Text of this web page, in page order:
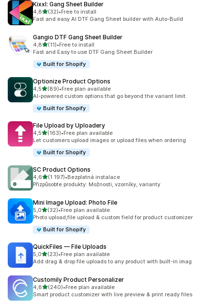
Kixxl: Gang Sheet Builder
4,8z 5 hvězd
(32)
Celkový počet recenzí: 32
•Free to install
Fast and easy AI DTF Gang Sheet builder with Auto-Build
Gangio DTF Gang Sheet Builder
4,8z 5 hvězd
(11)
Celkový počet recenzí: 11
•Free to install
Fast and Easy to use DTF Gang Sheet Builder
Built for Shopify
Optionize Product Options
4,5z 5 hvězd
(89)
Celkový počet recenzí: 89
•Free plan available
AI-powered custom options that go beyond the variant limit.
Built for Shopify
File Upload by Uploadery
4,5z 5 hvězd
(163)
Celkový počet recenzí: 163
•Free plan available
Let customers upload images or upload files when ordering
Built for Shopify
SC Product Options
4,6z 5 hvězd
(1 197)
Celkový počet recenzí: 1197
•Bezplatná instalace
Přizpůsobte produkty: Možnosti, vzorníky, varianty
Mini Image Upload: Photo File
5,0z 5 hvězd
(32)
Celkový počet recenzí: 32
•Free plan available
Photo upload,file upload & custom field for product customizer
Built for Shopify
QuickFiles — File Uploads
5,0z 5 hvězd
(23)
Celkový počet recenzí: 23
•Free plan available
Add drag & drop file uploads to any product with built-in imag
Customily Product Personalizer
4,8z 5 hvězd
(240)
Celkový počet recenzí: 240
•Free plan available
Smart product customizer with live preview & print ready files